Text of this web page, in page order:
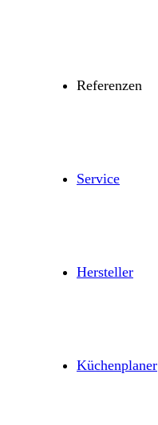
Referenzen
Service
Hersteller
Küchenplaner